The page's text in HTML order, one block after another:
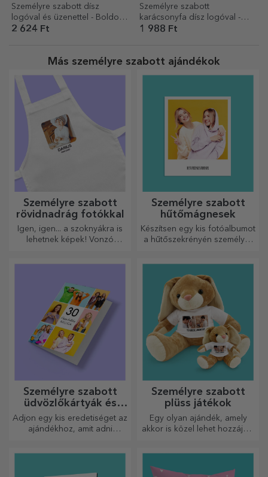
Személyre szabott dísz
logóval és üzenettel - Boldog
karácsonyt!
2 624 Ft
Személyre szabott
karácsonyfa dísz logóval -
Csillag modell
1 988 Ft
Más személyre szabott ajándékok
Személyre szabott
rövidnadrág fotókkal
Igen, igen... a szoknyákra is
lehetnek képek! Vonzó
Személyre szabott
hűtőmágnesek
Készítsen egy kis fotóalbumot
a hűtőszekrényén személyre
Személyre szabott
üdvözlőkártyák és
képeslapok
Adjon egy kis eredetiséget az
ajándékhoz, amit adni
üdvözlőkártyával.
Személyre szabott
plüss játékok
Egy olyan ajándék, amely
akkor is közel lehet hozzájuk,
pontosan alkalmasak